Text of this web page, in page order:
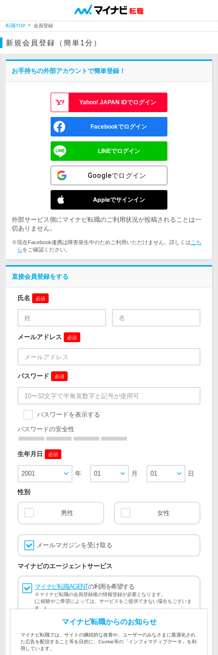
転職TOP 会員登録
新規会員登録（簡単1分）
お手持ちの外部アカウントで簡単登録！
Yahoo! JAPAN IDでログイン
Facebookでログイン
LINEでログイン
Googleでログイン
Appleでサインイン
外部サービス側にマイナビ転職のご利用状況が投稿されることは一
切ありません。
※現在Facebook連携は障害発生中のためご利用いただけません。詳しくは こち
らをご確認ください。
直接会員登録をする
氏名 必須
メールアドレス 必須
パスワード 必須
パスワードを表示する
パスワードの安全性
生年月日 必須
2001 年 01 月 01 日
性別
男性 女性
メールマガジンを受け取る
マイナビのエージェントサービス
マイナビ転職AGENTの利用を希望する
※マイナビ転職の会員登録後の情報登録が必要となります。
(ご経験やご希望によっては、サービスをご提供できない場合もございま
す。)
会員登録には マイナビ転職 会員規約
マイナビ転職AGENT
会員規約、マイナビ転職AGENT 個人情報の取り扱い および
個人情報の取り扱い
マイナビ転職からのお知らせ
マイナビ転職では、サイトの継続的な改善や、ユーザーのみなさまに最適化され
た広告を配信すること等を目的に、Cookie等の「インフォマティブデータ」を利
用しています。